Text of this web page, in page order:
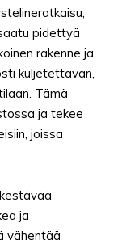
pidettyä
rakenne ja
kuljetettavan,
Tämä
ja tekee
joissa
ja
vähentää